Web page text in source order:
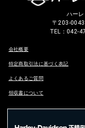
ハー
〒203-
TEL：042-
会社概要
特定商取引法に基づく表記
よくあるご質問
領収書について